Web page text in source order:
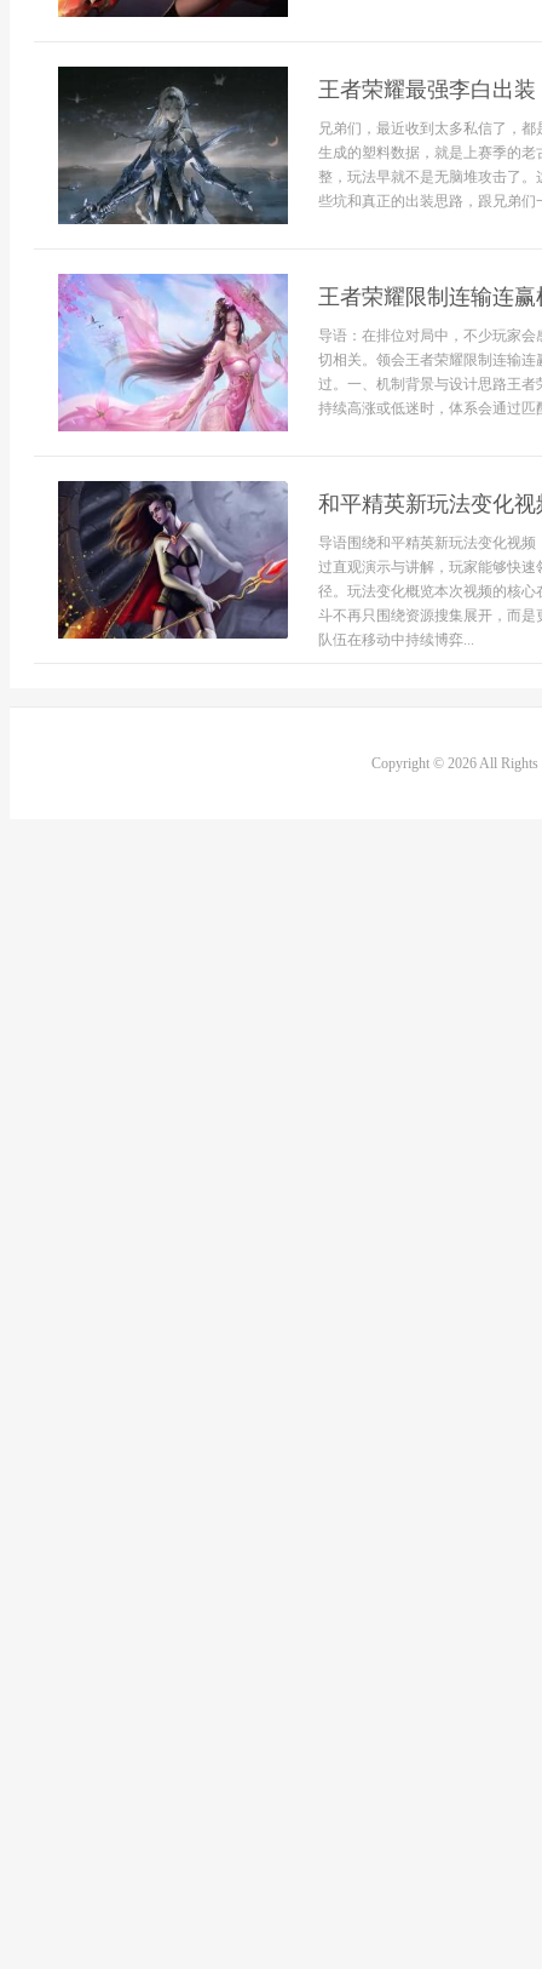
王者荣耀最强李白出
兄弟们，最近收到太多私信了，
生成的塑料数据，就是上赛季的
整，玩法早就不是无脑堆攻击了
些坑和真正的出装思路，跟兄弟
王者荣耀限制连输连
导语：在排位对局中，不少玩家
切相关。领会王者荣耀限制连输
过。一、机制背景与设计思路王
持续高涨或低迷时，体系会通过
和平精英新玩法变化
导语围绕和平精英新玩法变化视
过直观演示与讲解，玩家能够快
径。玩法变化概览本次视频的核
斗不再只围绕资源搜集展开，而
队伍在移动中持续博弈...
Copyright © 2026 All